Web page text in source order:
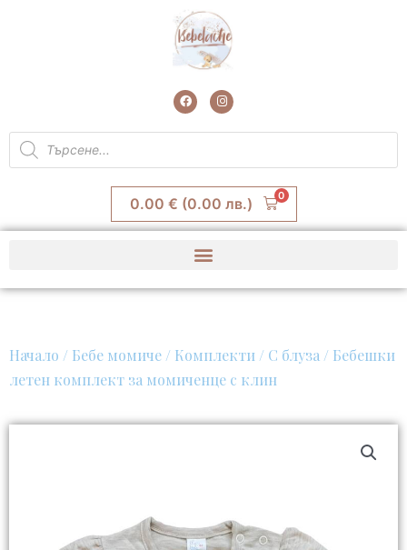
F
a
c
e
o
I
n
s
t
r
m
Products
search
0.00 € (0.00 лв.) 0
Начало / Бебе момиче / Комплекти / С блуза / Бебешки
летен комплект за момиченце с клин